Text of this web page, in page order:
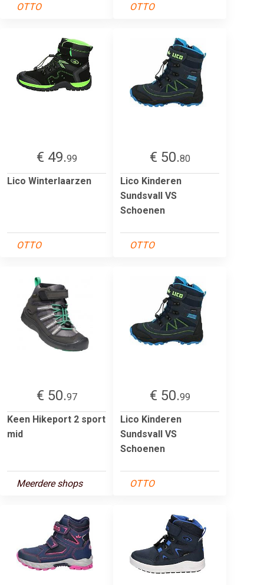
OTTO OTTO
€ 49.99
Lico Winterlaarzen
OTTO
€ 50.80
Lico Kinderen
Sundsvall VS
Schoenen
OTTO
€ 50.97
Keen Hikeport 2 sport
mid
Meerdere shops
€ 50.99
Lico Kinderen
Sundsvall VS
Schoenen
OTTO